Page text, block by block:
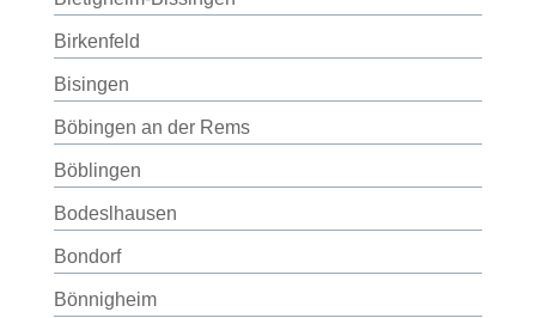
Birkenfeld
Bisingen
Böbingen an der Rems
Böblingen
Bodeslhausen
Bondorf
Bönnigheim